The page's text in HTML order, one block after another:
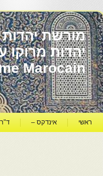
מורשת יהדות
Marocain
ראשי אינדקס – ד"ר